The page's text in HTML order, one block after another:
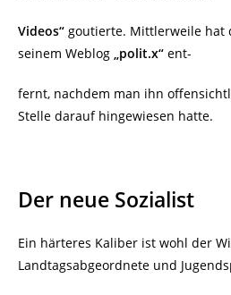
Videos“ goutierte. Mittlerweile hat
seinem Weblog „polit.x“ ent-
fernt, nachdem man ihn
Stelle darauf hingewiesen hatte.
Der neue Sozialist
Ein härteres Kaliber ist wohl der
Landtagsabgeordnete und